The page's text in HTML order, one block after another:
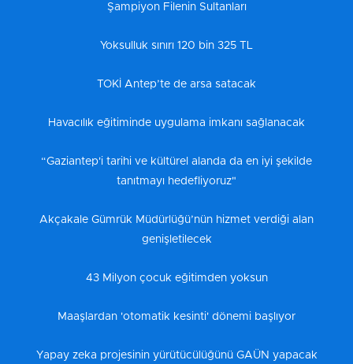
Şampiyon Filenin Sultanları
Yoksulluk sınırı 120 bin 325 TL
TOKİ Antep’te de arsa satacak
Havacılık eğitiminde uygulama imkanı sağlanacak
“Gaziantep'i tarihi ve kültürel alanda da en iyi şekilde
tanıtmayı hedefliyoruz"
Akçakale Gümrük Müdürlüğü’nün hizmet verdiği alan
genişletilecek
43 Milyon çocuk eğitimden yoksun
Maaşlardan 'otomatik kesinti' dönemi başlıyor
Yapay zeka projesinin yürütücülüğünü GAÜN yapacak